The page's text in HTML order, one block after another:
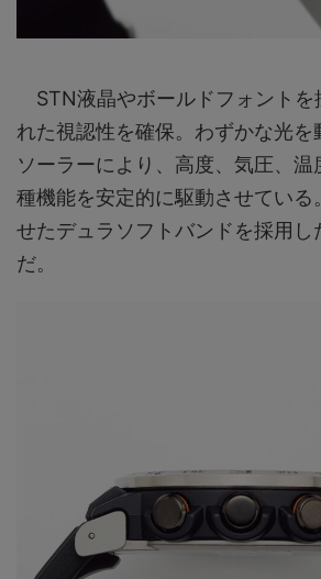
STN液晶やボールドフォントを
れた視認性を確保。わずかな光を
ソーラーにより、高度、気圧、温
種機能を安定的に駆動させている
せたデュラソフトバンドを採用し
だ。